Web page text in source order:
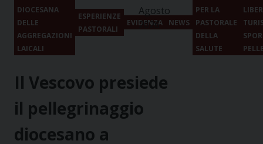
DIOCESANA
DELLE
AGGREGAZIONI
LAICALI
ESPERIENZE
PASTORALI
EVIDENZA NEWS
PER LA
PASTORALE
DELLA
SALUTE
Agosto
2026
Il Vescovo presiede
il pellegrinaggio
diocesano a